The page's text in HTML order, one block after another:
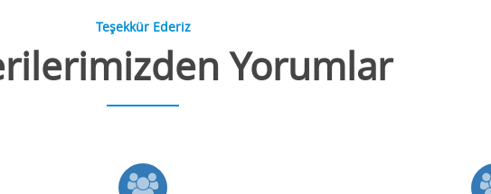
Teşekkür Ederiz
Yorumlar